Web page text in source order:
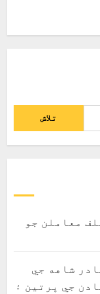
تلاش
معاملن جو
شاهه جي
جي ڀرتين ۽